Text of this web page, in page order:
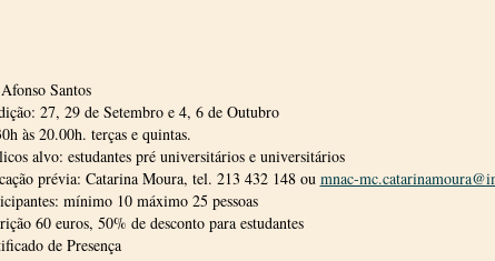
Santos
27, 29 de Setembro e 4, 6 de Outubro
às 20.00h. terças e quintas.
alvo: estudantes pré universitários e universitários
prévia: Catarina Moura, tel. 213 432 148 ou mnac-
mínimo 10 máximo 25 pessoas
60 euros, 50% de desconto para estudantes
de Presença